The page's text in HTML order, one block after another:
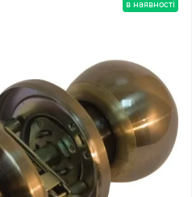
в наявності